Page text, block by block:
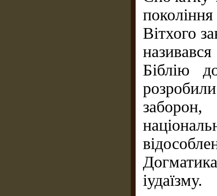
Вітхого
Біблію
іудаїзму.